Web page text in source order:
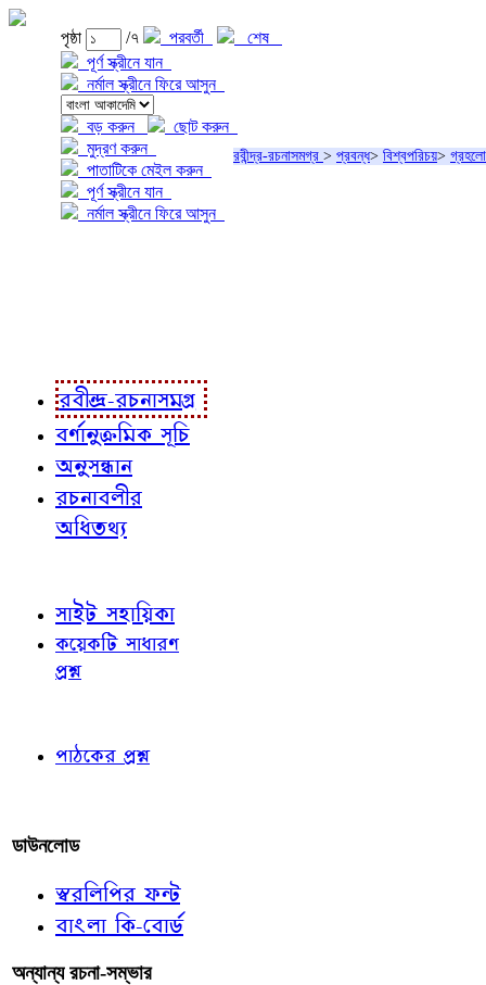
পৃষ্ঠা /৭ পরবর্তী
শেষ
পূর্ণ স্ক্রীনে যান
নর্মাল স্ক্রীনে ফিরে আসুন
বড় করুন
ছোট করুন
মুদ্রণ করুন
পাতাটিকে মেইল করুন
পূর্ণ স্ক্রীনে যান
নর্মাল স্ক্রীনে ফিরে আসুন
রবীন্দ্র-রচনাসমগ্র > প্রবন্ধ> বিশ্বপরিচয়>
রবীন্দ্র-রচনাসমগ্র
বর্ণানুক্রমিক সূচি
অনুসন্ধান
রচনাবলীর
অধিতথ্য
সাইট সহায়িকা
কয়েকটি সাধারণ
প্রশ্ন
পাঠকের প্রশ্ন
ডাউনলোড
স্বরলিপির ফন্ট
বাংলা কি-বোর্ড
অন্যান্য রচনা-সম্ভার